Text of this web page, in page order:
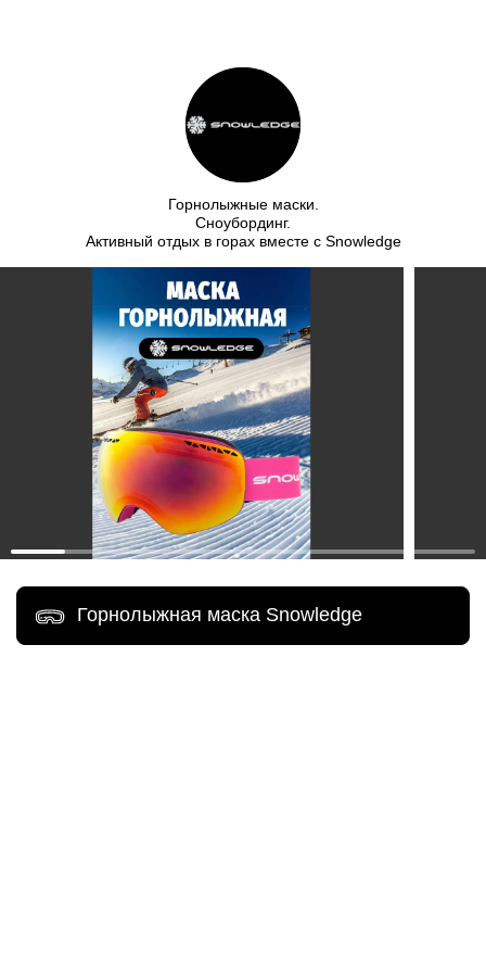
Горнолыжные маски.
Сноубординг.
Активный отдых в горах вместе с Snowledge
Горнолыжная маска Snowledge